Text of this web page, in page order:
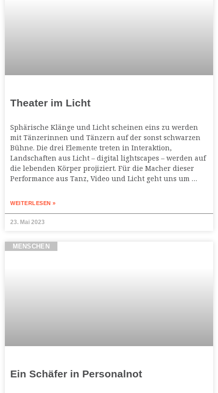
Theater im Licht
Sphärische Klänge und Licht scheinen eins zu werden
mit Tänzerinnen und Tänzern auf der sonst schwarzen
Bühne. Die drei Elemente treten in Interaktion,
Landschaften aus Licht – digital lightscapes – werden auf
die lebenden Körper projiziert. Für die Macher dieser
Performance aus Tanz, Video und Licht geht uns um …
WEITERLESEN »
23. Mai 2023
MENSCHEN
Ein Schäfer in Personalnot